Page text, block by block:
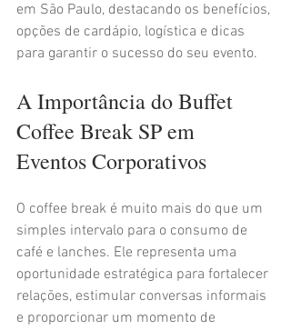
em São Paulo, destacando os benefícios,
opções de cardápio, logística e dicas
para garantir o sucesso do seu evento.
A Importância do Buffet
Coffee Break SP em
Eventos Corporativos
O coffee break é muito mais do que um
simples intervalo para o consumo de
café e lanches. Ele representa uma
oportunidade estratégica para fortalecer
relações, estimular conversas informais
e proporcionar um momento de